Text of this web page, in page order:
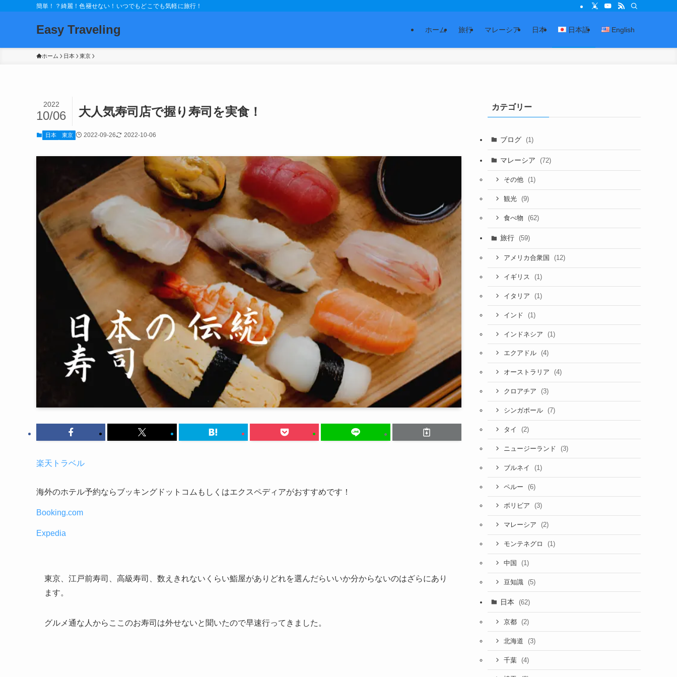
簡単！？綺麗！色褪せない！いつでもどこでも気軽に旅行！
Easy Traveling ホーム 旅行 マレーシア 日本 日本語 English
ホーム 日本 東京
大人気寿司店で握り寿司を実食！
2022
10/06
日本 東京 2022-09-26 2022-10-06
楽天トラベル
海外のホテル予約ならブッキングドットコムもしくはエクスペディアがおすすめです！
Booking.com
Expedia
東京、江戸前寿司、高級寿司、数えきれないくらい鮨屋がありどれを選んだらいいか分からないのはざらにあり
ます。
グルメ通な人からここのお寿司は外せないと聞いたので早速行ってきました。
カテゴリー
ブログ (1)
マレーシア (72)
その他 (1)
観光 (9)
食べ物 (62)
旅行 (59)
アメリカ合衆国 (12)
イギリス (1)
イタリア (1)
インド (1)
インドネシア (1)
エクアドル (4)
オーストラリア (4)
クロアチア (3)
シンガポール (7)
タイ (2)
ニュージーランド (3)
ブルネイ (1)
ペルー (6)
ボリビア (3)
マレーシア (2)
モンテネグロ (1)
中国 (1)
豆知識 (5)
日本 (62)
京都 (2)
北海道 (3)
千葉 (4)